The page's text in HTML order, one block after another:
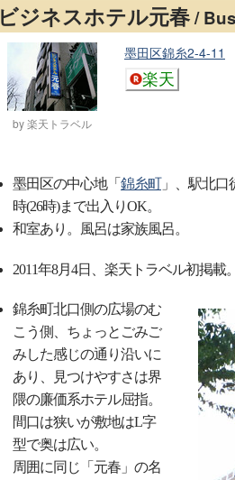
ビジネスホテル元春/
by 楽天トラベル
墨田区錦糸2-4-11
楽天
墨田区の中心地「 錦糸町」、駅北口
時(26時)まで出入りOK。
和室あり。風呂は家族風呂。
2011年8月4日、楽天トラベル初掲載。
錦糸町北口側の広場のむ
こう側、ちょっとごみご
みした感じの通り沿いに
あり、見つけやすさは界
隈の廉価系ホテル屈指。
間口は狭いが敷地はL字
型で奥は広い。
周囲に同じ「元春」の名